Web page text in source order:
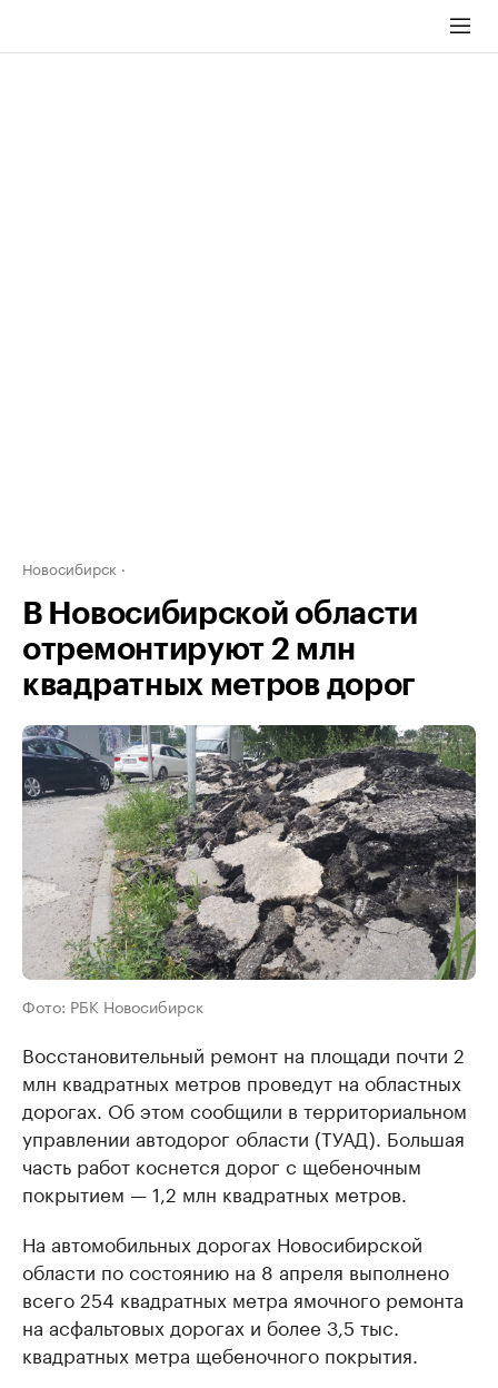
Новосибирск
В Новосибирской области
отремонтируют 2 млн
квадратных метров дорог
Фото: РБК Новосибирск
Восстановительный ремонт на площади почти 2
млн квадратных метров проведут на областных
дорогах. Об этом сообщили в территориальном
управлении автодорог области (ТУАД). Большая
часть работ коснется дорог с щебеночным
покрытием — 1,2 млн квадратных метров.
На автомобильных дорогах Новосибирской
области по состоянию на 8 апреля выполнено
всего 254 квадратных метра ямочного ремонта
на асфальтовых дорогах и более 3,5 тыс.
квадратных метра щебеночного покрытия.